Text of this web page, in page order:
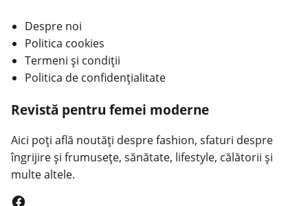
Despre noi
Politica cookies
Termeni și condiții
Politica de confidențialitate
Revistă pentru femei moderne
Aici poți află noutăți despre fashion, sfaturi despre
îngrijire și frumusețe, sănătate, lifestyle, călătorii și
multe altele.